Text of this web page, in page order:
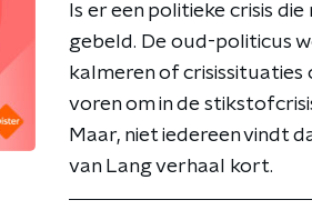
Is er een politieke crisis
gebeld. De oud-politicus
kalmeren of crisissituaties
voren om in de
Maar, niet iedereen vindt
van Lang verhaal kort.